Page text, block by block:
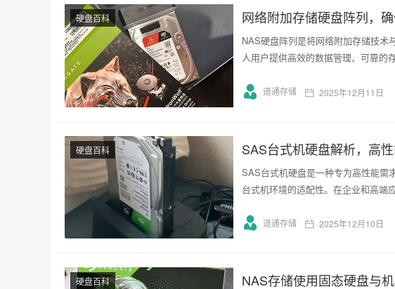
硬盘百科 网络附加存储硬盘阵列，
NAS硬盘阵列是将网络附加存储技术
人用户提供高效的数据管理、可靠的
道通存储 2025年12月11日
硬盘百科 SAS台式机硬盘解析，高
SAS台式机硬盘是一种专为高性能需
台式机环境的适配性。在企业和高
道通存储 2025年12月10日
硬盘百科